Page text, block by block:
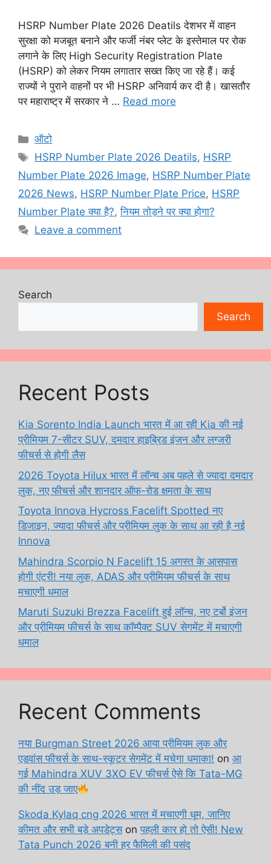
HSRP Number Plate 2026 Deatils देशभर में वाहन
सुरक्षा को मजबूत बनाने और फर्जी नंबर प्लेट के इस्तेमाल पर रोक
लगाने के लिए High Security Registration Plate
(HSRP) को लेकर नियम लगातार सख्त किए जा रहे हैं। कई
राज्यों ने पुराने वाहनों पर भी HSRP अनिवार्य कर दी है। खासतौर
पर महाराष्ट्र में सरकार ने … Read more
Categories
ऑटो
Tags
HSRP Number Plate 2026 Deatils, HSRP
Number Plate 2026 Image, HSRP Number Plate
2026 News, HSRP Number Plate Price, HSRP
Number Plate क्या है?,नियम तोड़ने पर क्या होगा?
Leave a comment
Search
Search
Recent Posts
Kia Sorento India Launch भारत में आ रही Kia की नई
प्रीमियम 7-सीटर SUV, दमदार हाइब्रिड इंजन और लग्जरी
फीचर्स से होगी लैस
2026 Toyota Hilux भारत में लॉन्च अब पहले से ज्यादा दमदार
लुक, नए फीचर्स और शानदार ऑफ-रोड क्षमता के साथ
Toyota Innova Hycross Facelift Spotted नए
डिजाइन, ज्यादा फीचर्स और प्रीमियम लुक के साथ आ रही है नई
Innova
Mahindra Scorpio N Facelift 15 अगस्त के आसपास
होगी एंट्री! नया लुक, ADAS और प्रीमियम फीचर्स के साथ
मचाएगी धमाल
Maruti Suzuki Brezza Facelift हुई लॉन्च, नए टर्बो इंजन
और प्रीमियम फीचर्स के साथ कॉम्पैक्ट SUV सेगमेंट में मचाएगी
धमाल
Recent Comments
नया Burgman Street 2026 आया प्रीमियम लुक और
एडवांस फीचर्स के साथ-स्कूटर सेगमेंट में मचेगा धमाका! on आ
गई Mahindra XUV 3XO EV फीचर्स ऐसे कि Tata-MG
की नींद उड़ जाए
Skoda Kylaq cng 2026 भारत में मचाएगी धूम, जानिए
कीमत और सभी बड़े अपडेट्सonपहली कार हो तो ऐसी! New
Tata Punch 2026 बनी हर फैमिली की पसंद